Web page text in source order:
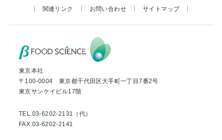
関連リンク お問い合わせ サイトマップ
東京本社
〒100-0004 東京都千代田区大手町一丁目7番2号
東京サンケイビル17階
TEL.03-6202-2131（代）
FAX.03-6202-2141